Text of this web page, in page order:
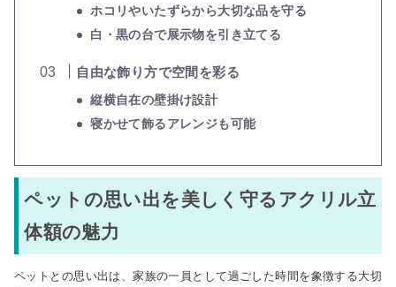
ホコリやいたずらから大切な品を守る
白・黒の台で展示物を引き立てる
自由な飾り方で空間を彩る
縦横自在の壁掛け設計
寝かせて飾るアレンジも可能
ペットの思い出を美しく守るアクリル立
体額の魅力
ペットとの思い出は、家族の一員として過ごした時間を象徴する大切